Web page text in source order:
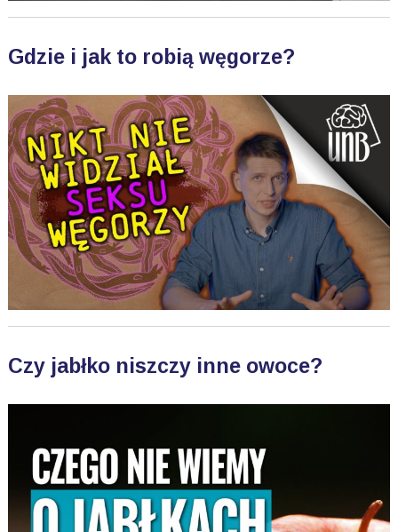
Gdzie i jak to robią węgorze?
Czy jabłko niszczy inne owoce?